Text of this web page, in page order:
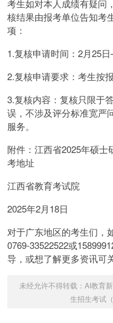
考生如对本人成绩有疑问
核结果由报考单位告知考
项：
1.复核申请时间：2月25
2.复核申请要求：考生按
3.复核内容：复核只限于
误，不涉及评分标准宽严
服务。
附件：江西省2025年硕士
考地址
江西省教育考试院
2025年2月18日
对于广东地区的考生们，
0769-33522522或
导，或想了解更多资讯可
未经允许不得转载： AI教育
生招生考试